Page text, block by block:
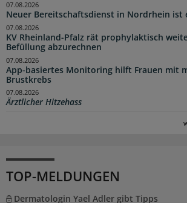
Neuer Bereitschaftsdienst in Nordrhein ist
07.08.2026
KV Rheinland-Pfalz rät prophylaktisch
Befüllung abzurechnen
07.08.2026
App-basiertes Monitoring hilft Frauen mit
Brustkrebs
07.08.2026
Ärztlicher Hitzehass
07.08.2026
TOP-MELDUNGEN
Dermatologin Yael Adler gibt Tipps